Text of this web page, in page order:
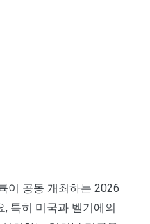
이 공동 개최하는 2026
특히 미국과 벨기에의